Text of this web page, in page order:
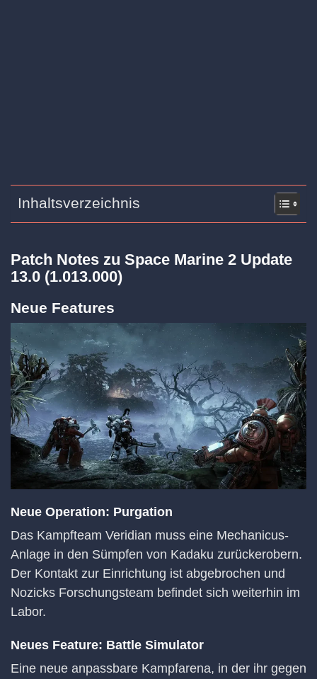
Inhaltsverzeichnis
Patch Notes zu Space Marine 2 Update
13.0 (1.013.000)
Neue Features
Neue Operation: Purgation
Das Kampfteam Veridian muss eine Mechanicus-
Anlage in den Sümpfen von Kadaku zurückerobern.
Der Kontakt zur Einrichtung ist abgebrochen und
Nozicks Forschungsteam befindet sich weiterhin im
Labor.
Neues Feature: Battle Simulator
Eine neue anpassbare Kampfarena, in der ihr gegen